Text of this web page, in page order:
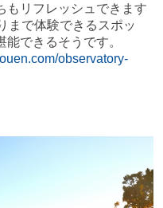
もリフレッシュできます
まで体験できるスポッ
能できるそうです。
observatory-